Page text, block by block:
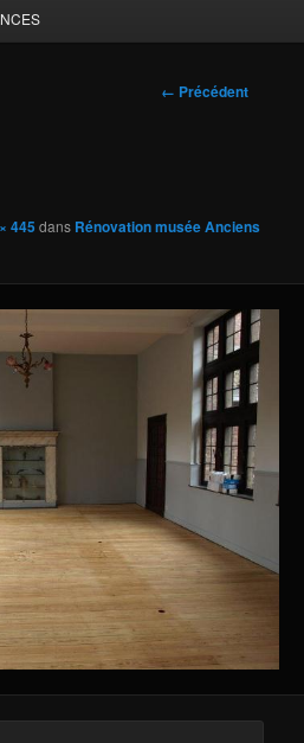
Navigation
← Précédent
445 dans Rénovation musée Anciens